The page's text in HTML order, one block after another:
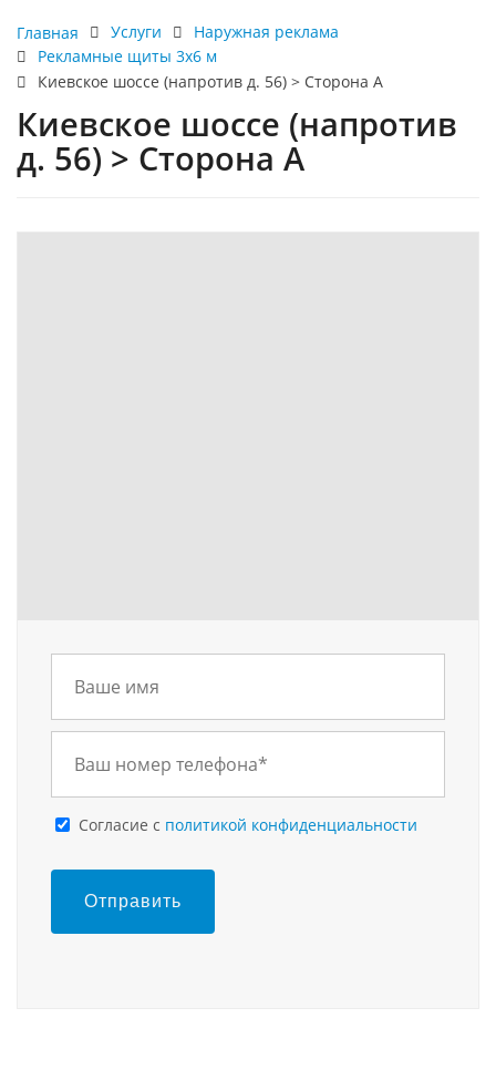
Главная Услуги
Наружная реклама
Рекламные щиты 3х6 м
Киевское шоссе (напротив д. 56) > Сторона А
Киевское шоссе (напротив
д. 56) > Сторона А
Cогласие с политикой конфиденциальности
Отправить